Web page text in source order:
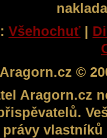
Všehochuť
Aragorn.cz ©
Aragorn.cz